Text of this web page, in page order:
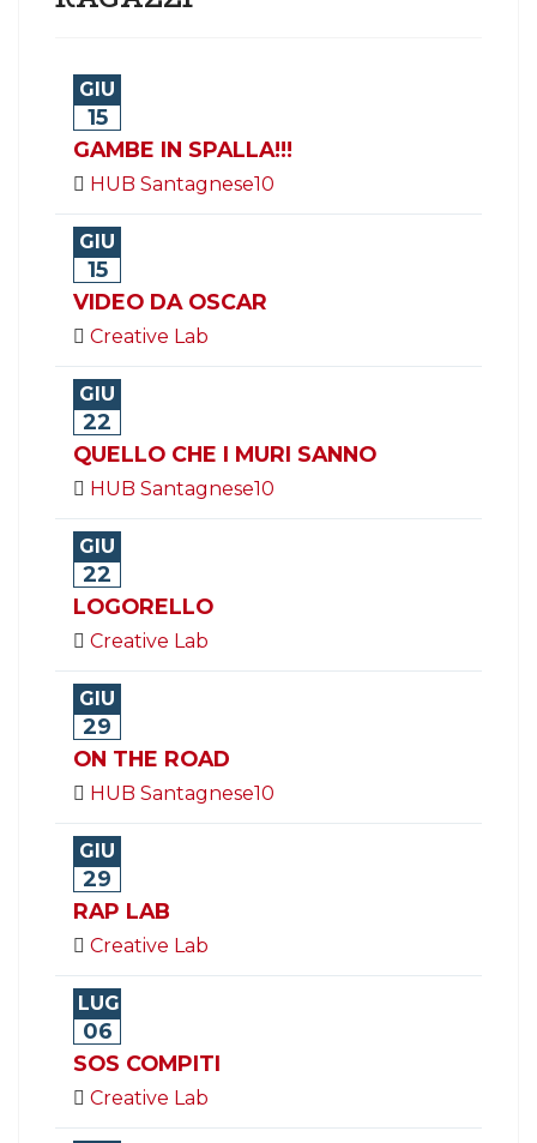
GIU
15
GAMBE IN SPALLA!!!
HUB Santagnese10
GIU
15
VIDEO DA OSCAR
Creative Lab
GIU
22
QUELLO CHE I MURI SANNO
HUB Santagnese10
GIU
22
LOGORELLO
Creative Lab
GIU
29
ON THE ROAD
HUB Santagnese10
GIU
29
RAP LAB
Creative Lab
LUG
06
SOS COMPITI
Creative Lab